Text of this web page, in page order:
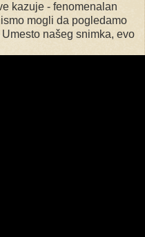
kazuje - fenomenalan
mogli da pogledamo
našeg snimka, evo